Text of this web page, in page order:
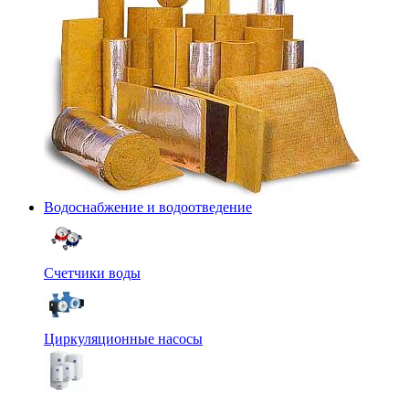
Водоснабжение и водоотведение
Счетчики воды
Циркуляционные насосы